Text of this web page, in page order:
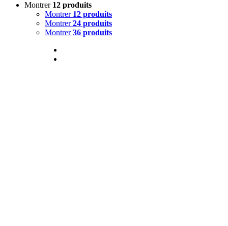
Montrer 12 produits
Montrer 12 produits
Montrer24 produits
Montrer36 produits